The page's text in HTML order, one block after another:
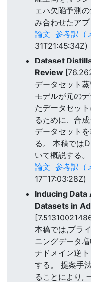
ェハ欠陥予測
み合わせたアプ
論文 参考訳（
31T21:45:34Z)
Dataset
Review
データセット
モデルが元の
たデータセッ
るために、合
データセット
る。 本稿では
いて概説する。
論文 参考訳（
17T17:03:28Z)
Inducing
Datasets in
本稿では,プラ
ニングデータ
チドメイン逆
する。 提案手
ることにより,